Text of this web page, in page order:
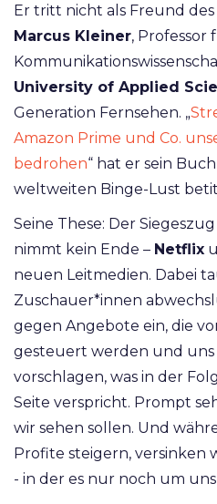
Er tritt nicht als Freund des
Marcus Kleiner, Professor
University of Applied
Generation Fernsehen. „
Amazon Prime und Co.
bedrohen“ hat er sein
weltweiten Binge-Lust
Seine These: Der
nimmt kein Ende – Netflix
neuen Leitmedien. Dabei
Zuschauer*innen
gegen Angebote ein, die
gesteuert werden und uns
vorschlagen, was in der
Seite verspricht. Prompt
wir sehen sollen. Und
Profite steigern, versinken
- in der es nur noch um uns